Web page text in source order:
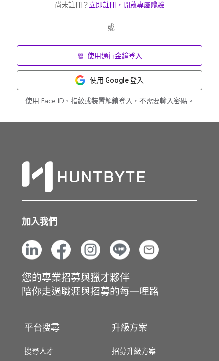
尚未註冊？立即註冊，開啟專屬體驗
或
使用通行金鑰登入
使用 Google 登入
使用 Face ID、指紋或裝置解鎖登入，不需要輸入密碼。
加入我們
您的專業招募與獵才夥伴
陪你走過職涯與招募的每一哩路
平台搜尋
搜尋人才
升級方案
招募升級方案